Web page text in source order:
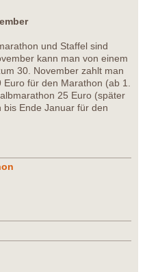
und Staffel sind
kann man von einem
30. November zahlt man
für den Marathon (ab 1.
25 Euro (später
Ende Januar für den